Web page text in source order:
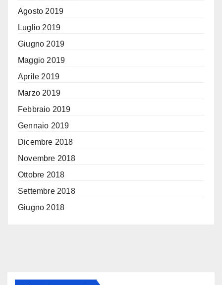
Agosto 2019
Luglio 2019
Giugno 2019
Maggio 2019
Aprile 2019
Marzo 2019
Febbraio 2019
Gennaio 2019
Dicembre 2018
Novembre 2018
Ottobre 2018
Settembre 2018
Giugno 2018